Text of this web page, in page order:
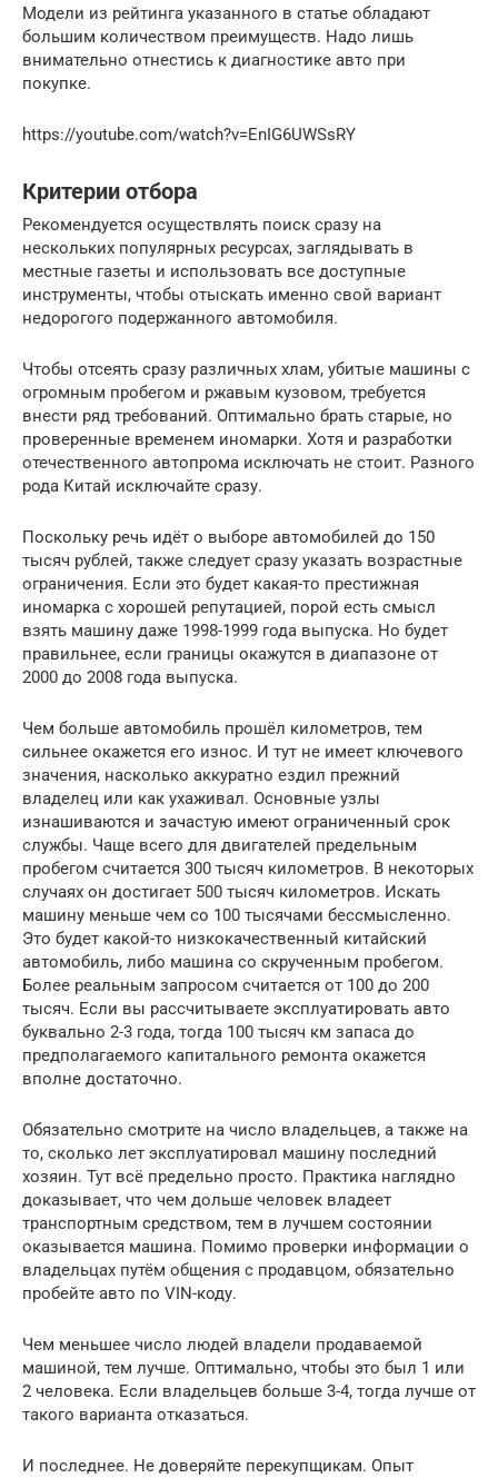
Модели из рейтинга указанного в статье обладают
большим количеством преимуществ. Надо лишь
внимательно отнестись к диагностике авто при
покупке.
https://youtube.com/watch?v=EnIG6UWSsRY
Критерии отбора
Рекомендуется осуществлять поиск сразу на
нескольких популярных ресурсах, заглядывать в
местные газеты и использовать все доступные
инструменты, чтобы отыскать именно свой вариант
недорогого подержанного автомобиля.
Чтобы отсеять сразу различных хлам, убитые машины с
огромным пробегом и ржавым кузовом, требуется
внести ряд требований. Оптимально брать старые, но
проверенные временем иномарки. Хотя и разработки
отечественного автопрома исключать не стоит. Разного
рода Китай исключайте сразу.
Поскольку речь идёт о выборе автомобилей до 150
тысяч рублей, также следует сразу указать возрастные
ограничения. Если это будет какая-то престижная
иномарка с хорошей репутацией, порой есть смысл
взять машину даже 1998-1999 года выпуска. Но будет
правильнее, если границы окажутся в диапазоне от
2000 до 2008 года выпуска.
Чем больше автомобиль прошёл километров, тем
сильнее окажется его износ. И тут не имеет ключевого
значения, насколько аккуратно ездил прежний
владелец или как ухаживал. Основные узлы
изнашиваются и зачастую имеют ограниченный срок
службы. Чаще всего для двигателей предельным
пробегом считается 300 тысяч километров. В некоторых
случаях он достигает 500 тысяч километров. Искать
машину меньше чем со 100 тысячами бессмысленно.
Это будет какой-то низкокачественный китайский
автомобиль, либо машина со скрученным пробегом.
Более реальным запросом считается от 100 до 200
тысяч. Если вы рассчитываете эксплуатировать авто
буквально 2-3 года, тогда 100 тысяч км запаса до
предполагаемого капитального ремонта окажется
вполне достаточно.
Обязательно смотрите на число владельцев, а также на
то, сколько лет эксплуатировал машину последний
хозяин. Тут всё предельно просто. Практика наглядно
доказывает, что чем дольше человек владеет
транспортным средством, тем в лучшем состоянии
оказывается машина. Помимо проверки информации о
владельцах путём общения с продавцом, обязательно
пробейте авто по VIN-коду.
Чем меньшее число людей владели продаваемой
машиной, тем лучше. Оптимально, чтобы это был 1 или
2 человека. Если владельцев больше 3-4, тогда лучше от
такого варианта отказаться.
И последнее. Не доверяйте перекупщикам. Опыт